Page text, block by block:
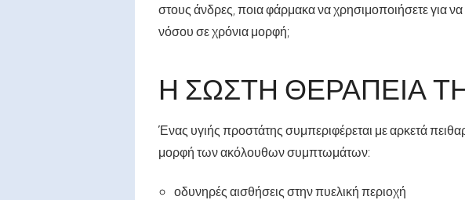
στους άνδρες, ποια φάρμακα να χρησιμοποιήσετε για
νόσου σε χρόνια μορφή;
Η ΣΩΣΤΉ ΘΕΡΑΠΕΊΑ
Ένας υγιής προστάτης συμπεριφέρεται με αρκετά
μορφή των ακόλουθων συμπτωμάτων:
οδυνηρές αισθήσεις στην πυελική περιοχή